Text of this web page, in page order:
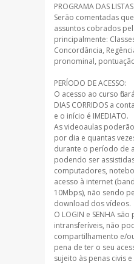
PROGRAMA DAS
Serão comentadas
assuntos cobrados
principalmente:
Concordância,
pronominal,
PERÍODO DE ACESSO:
O acesso ao curso
DIAS CORRIDOS a
e o início é IMEDIATO.
As videoaulas
por dia e quantas
durante o período de
podendo ser
computadores,
acesso à internet
10Mbps), não sendo
download dos vídeos.
O LOGIN e SENHA são
intransferíveis, não
compartilhamento e/
pena de ter o seu
sujeito às penas civis